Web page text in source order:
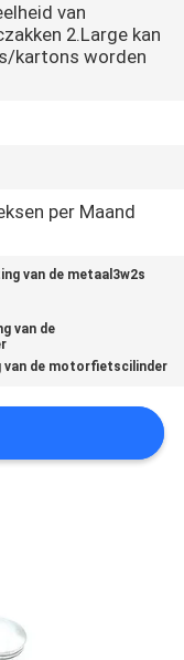
van
2.Large kan
kartons worden
per Maand
van de metaal3w2s
van de
van de motorfietscilinder